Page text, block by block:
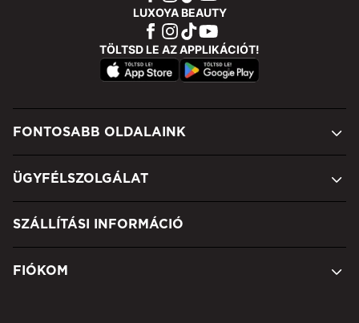
LUXOYA BEAUTY
TÖLTSD LE AZ APPLIKÁCIÓT!
FONTOSABB OLDALAINK
ÜGYFÉLSZOLGÁLAT
SZÁLLÍTÁSI INFORMÁCIÓ
FIÓKOM